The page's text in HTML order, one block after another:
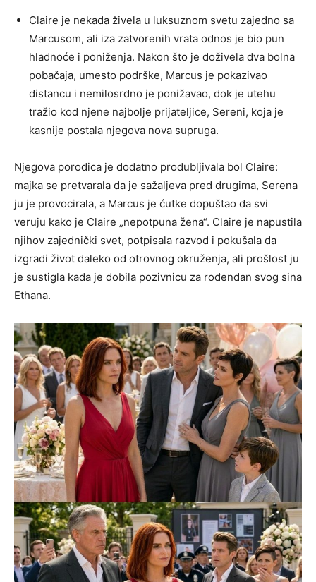
Claire je nekada živela u luksuznom svetu zajedno sa
Marcusom, ali iza zatvorenih vrata odnos je bio pun
hladnoće i poniženja. Nakon što je doživela dva bolna
pobačaja, umesto podrške, Marcus je pokazivao
distancu i nemilosrdno je ponižavao, dok je utehu
tražio kod njene najbolje prijateljice, Sereni, koja je
kasnije postala njegova nova supruga.
Njegova porodica je dodatno produbljivala bol Claire:
majka se pretvarala da je sažaljeva pred drugima, Serena
ju je provocirala, a Marcus je ćutke dopuštao da svi
veruju kako je Claire „nepotpuna žena“. Claire je napustila
njihov zajednički svet, potpisala razvod i pokušala da
izgradi život daleko od otrovnog okruženja, ali prošlost ju
je sustigla kada je dobila pozivnicu za rođendan svog sina
Ethana.